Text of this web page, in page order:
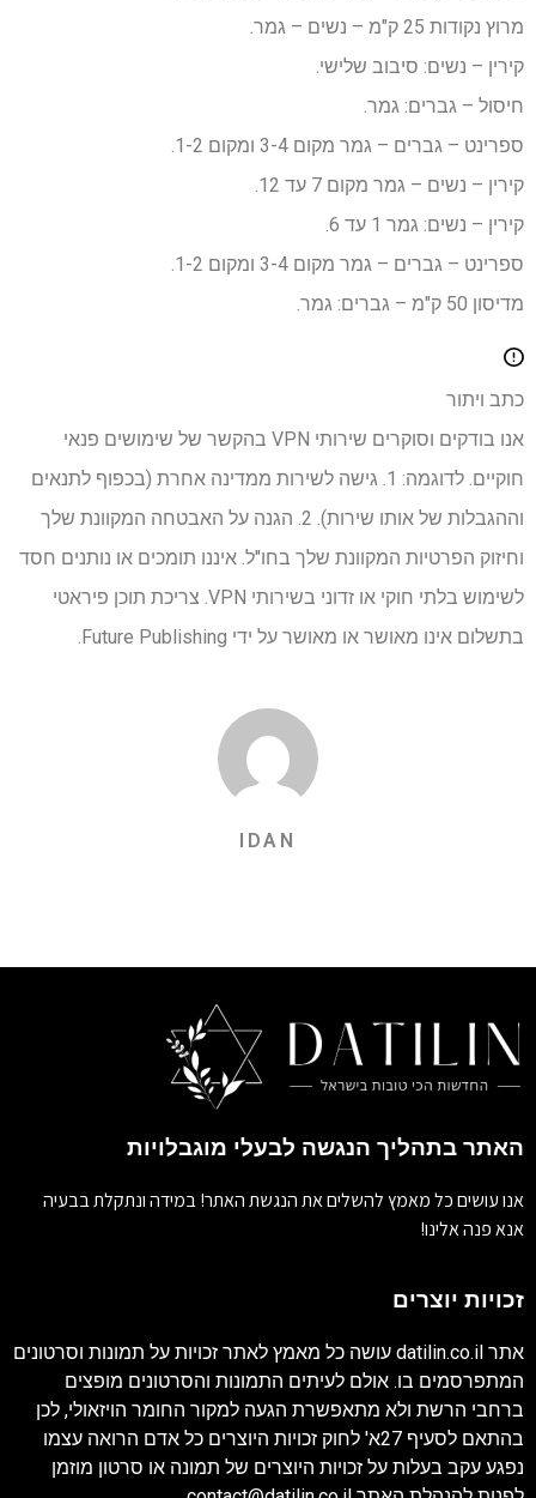
מרוץ נקודות 25 ק"מ – נשים – גמר.
קירין – נשים: סיבוב שלישי.
חיסול – גברים: גמר.
ספרינט – גברים – גמר מקום 3-4 ומקום 1-2.
קירין – נשים – גמר מקום 7 עד 12.
קירין – נשים: גמר 1 עד 6.
ספרינט – גברים – גמר מקום 3-4 ומקום 1-2.
מדיסון 50 ק"מ – גברים: גמר.
כתב ויתור
אנו בודקים וסוקרים שירותי VPN בהקשר של שימושים פנאי
חוקיים. לדוגמה: 1. גישה לשירות ממדינה אחרת (בכפוף לתנאים
וההגבלות של אותו שירות). 2. הגנה על האבטחה המקוונת שלך
וחיזוק הפרטיות המקוונת שלך בחו"ל. איננו תומכים או נותנים חסד
לשימוש בלתי חוקי או זדוני בשירותי VPN. צריכת תוכן פיראטי
בתשלום אינו מאושר או מאושר על ידי Future Publishing.
IDAN
האתר בתהליך הנגשה לבעלי מוגבלויות
אנו עושים כל מאמץ להשלים את הנגשת האתר! במידה ונתקלת בבעיה
אנא פנה אלינו!
זכויות יוצרים
אתר datilin.co.il עושה כל מאמץ לאתר זכויות על תמונות וסרטונים
המתפרסמים בו. אולם לעיתים התמונות והסרטונים מופצים
ברחבי הרשת ולא מתאפשרת הגעה למקור החומר הויזאולי, לכן
בהתאם לסעיף 27א' לחוק זכויות היוצרים כל אדם הרואה עצמו
נפגע עקב בעלות על זכויות היוצרים של תמונה או סרטון מוזמן